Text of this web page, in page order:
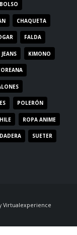
BOLSO
CHAQUETA
FALDA
JEANS KIMONO
POLERÓN
ROPA ANIME
SUETER
Virtualexperience